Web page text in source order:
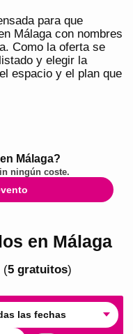
para que
Málaga con nombres
Como la oferta se
y elegir la
espacio y el plan que
Málaga?
ningún coste.
en Málaga
(5 gratuitos)
las fechas